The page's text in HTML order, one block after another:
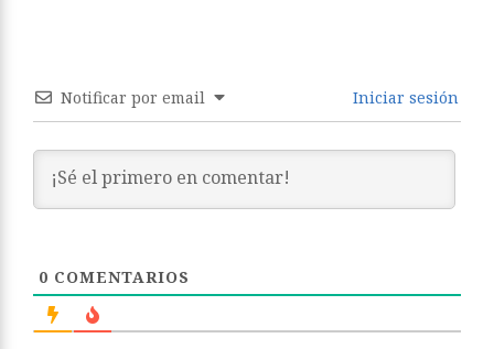
Notificar por email Iniciar sesión
0 COMENTARIOS